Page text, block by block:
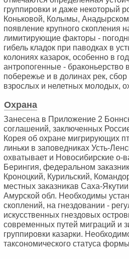
группировки и даже некоторый
Коньковой, Колымы,
появление крупного скопления
лимитирующие факторы -
гибель кладок при паводках в
колониях казарок, особенно в
антропогенные -
побережье и в долинах рек,
взрослых и нелетных молодых,
Охрана
Занесена в Приложение 2
соглашений, заключенных
Корея об охране мигрирующих
линьки в заповедниках Усть-
охватывает и Новосибирские о-
Берингия, федеральном
Кроноцкий, Курильский,
местных заказникав Саха-
Амурской обл. Необходимы
скоплений, на гнездовании -
искусственных гнездовых
современных путей миграций и
группировки казарки.
таксономического статуса